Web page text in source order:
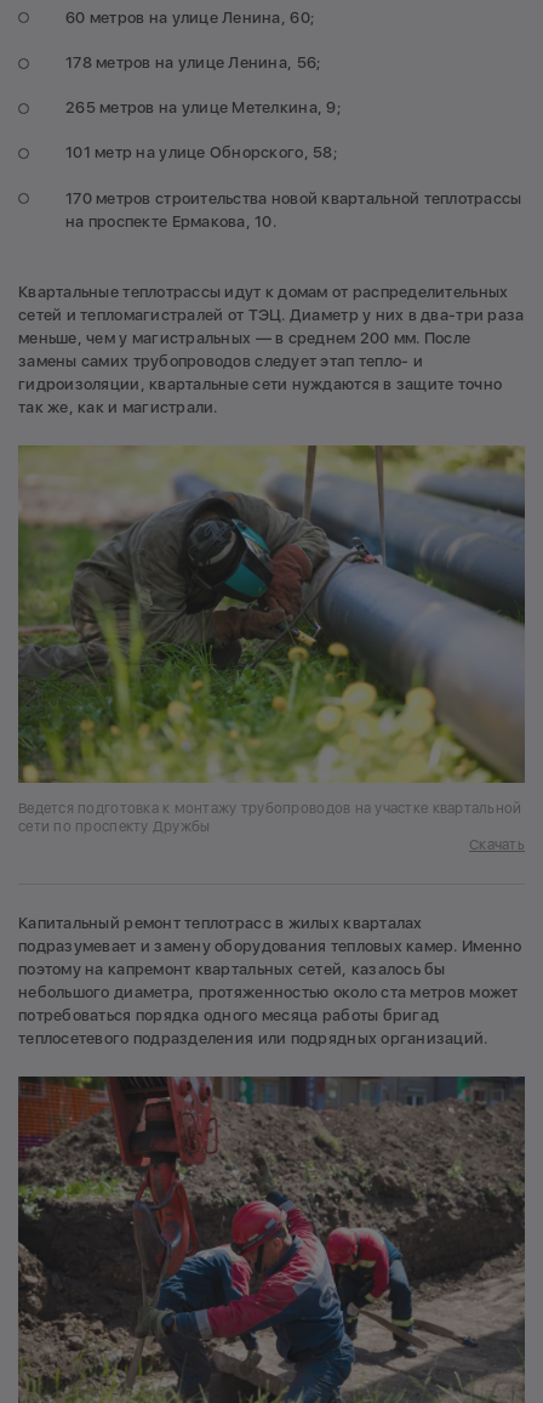
60 метров на улице Ленина, 60;
178 метров на улице Ленина, 56;
265 метров на улице Метелкина, 9;
101 метр на улице Обнорского, 58;
170 метров строительства новой квартальной теплотрассы
на проспекте Ермакова, 10.
Квартальные теплотрассы идут к домам от распределительных
сетей и тепломагистралей от ТЭЦ. Диаметр у них в два-три раза
меньше, чем у магистральных — в среднем 200 мм. После
замены самих трубопроводов следует этап тепло- и
гидроизоляции, квартальные сети нуждаются в защите точно
так же, как и магистрали.
Ведется подготовка к монтажу трубопроводов на участке квартальной
сети по проспекту Дружбы
Скачать
Капитальный ремонт теплотрасс в жилых кварталах
подразумевает и замену оборудования тепловых камер. Именно
поэтому на капремонт квартальных сетей, казалось бы
небольшого диаметра, протяженностью около ста метров может
потребоваться порядка одного месяца работы бригад
теплосетевого подразделения или подрядных организаций.